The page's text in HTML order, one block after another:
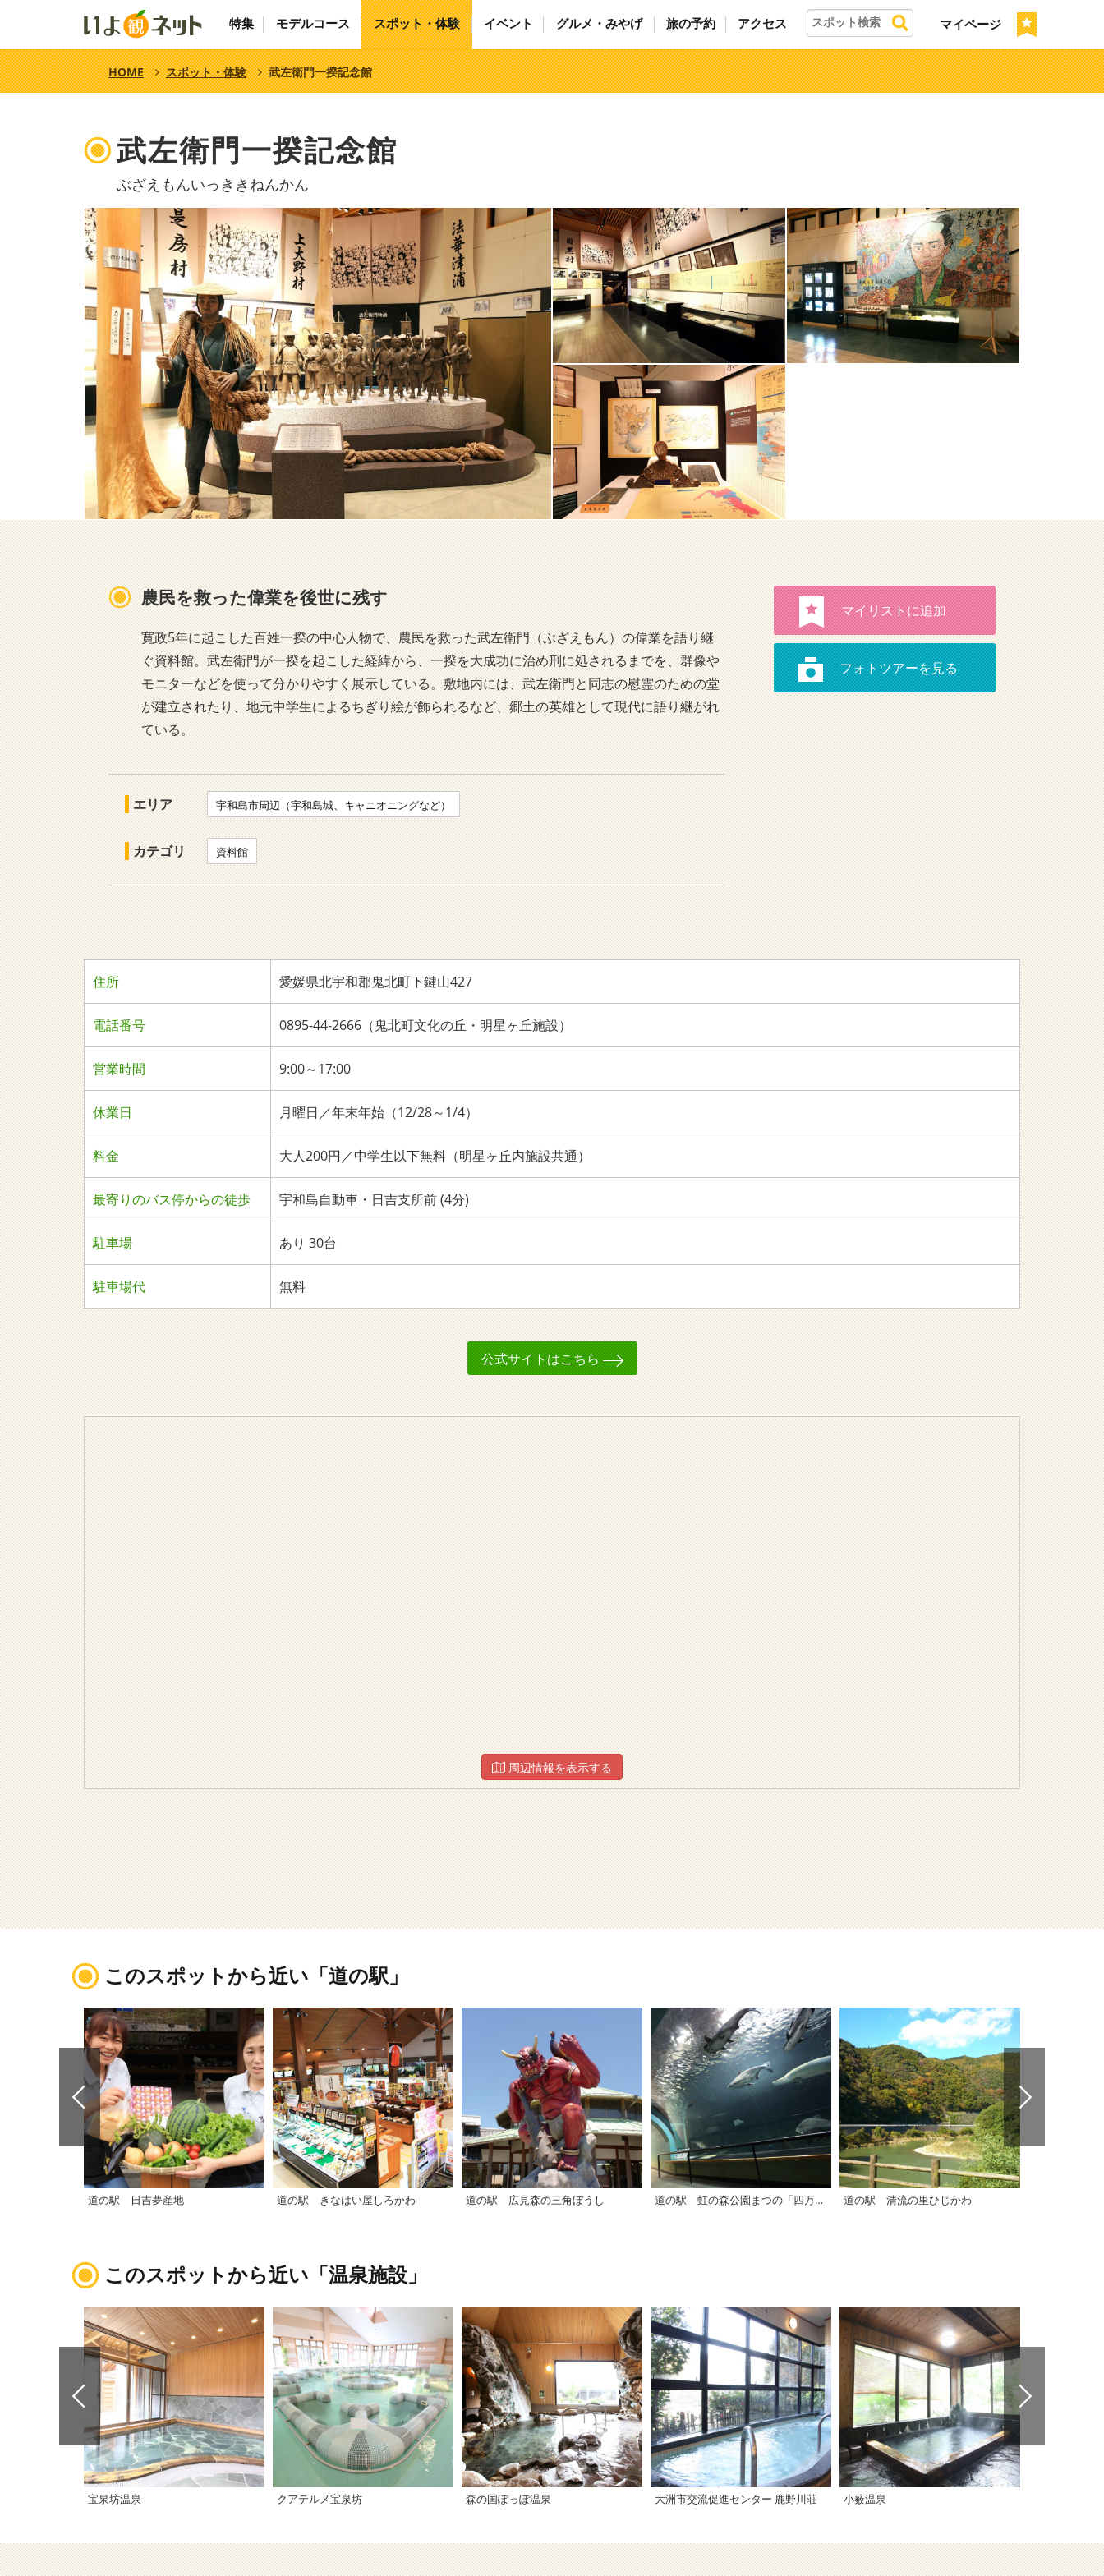
マイページ
特集 モデルコース スポット・体験 イベント グルメ・みやげ 旅の予約 アクセス
HOME スポット・体験 武左衛門一揆記念館
武左衛門一揆記念館
ぶざえもんいっききねんかん
農民を救った偉業を後世に残す
寛政5年に起こした百姓一揆の中心人物で、農民を救った武左衛門（ぶざえもん）の偉業を語り継
ぐ資料館。武左衛門が一揆を起こした経緯から、一揆を大成功に治め刑に処されるまでを、群像や
モニターなどを使って分かりやすく展示している。敷地内には、武左衛門と同志の慰霊のための堂
が建立されたり、地元中学生によるちぎり絵が飾られるなど、郷土の英雄として現代に語り継がれ
ている。
エリア 宇和島市周辺（宇和島城、キャニオニングなど）
カテゴリ 資料館
住所 愛媛県北宇和郡鬼北町下鍵山427
電話番号 0895-44-2666（鬼北町文化の丘・明星ヶ丘施設）
営業時間 9:00～17:00
休業日 月曜日／年末年始（12/28～1/4）
料金 大人200円／中学生以下無料（明星ヶ丘内施設共通）
最寄りのバス停からの徒歩 宇和島自動車・日吉支所前 (4分)
駐車場 あり 30台
駐車場代 無料
公式サイトはこちら
周辺情報を表示する
このスポットから近い「道の駅」
道の駅 日吉夢産地 道の駅 きなはい屋しろかわ 道の駅 広見森の三角ぼうし 道の駅 虹の森公園まつの「四万十川学習センターおさかな館」 道の駅 清流の里ひじかわ
このスポットから近い「温泉施設」
宝泉坊温泉 クアテルメ宝泉坊 森の国ぽっぽ温泉 大洲市交流促進センター 鹿野川荘 小薮温泉